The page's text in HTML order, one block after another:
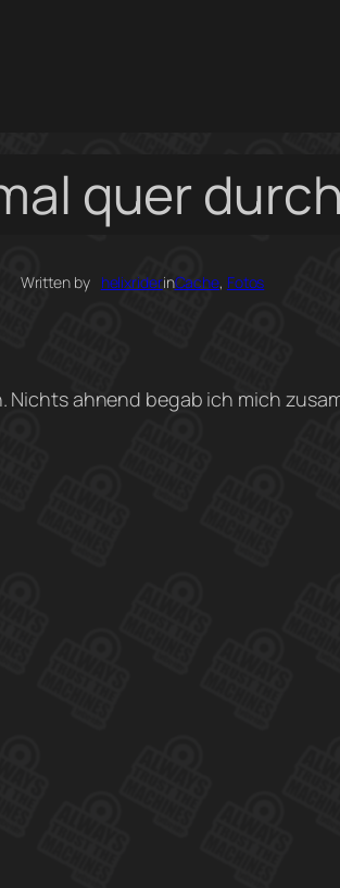
quer
Written by helixriderinCache, Fotos
Nichts ahnend begab ich mich